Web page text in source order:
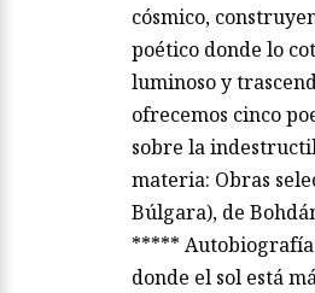
cósmico,
poético donde lo
luminoso y
ofrecemos cinco
sobre la
materia: Obras
Búlgara), de
***** Autobiografía
donde el sol está